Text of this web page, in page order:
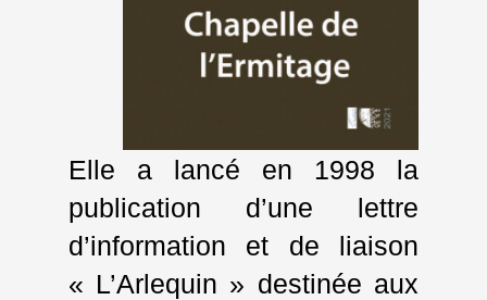
Elle a lancé en 1998 la
publication d’une lettre
d’information et de liaison
« L’Arlequin » destinée aux